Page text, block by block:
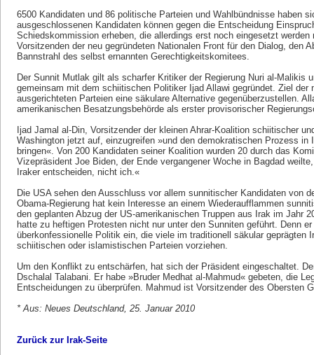
6500 Kandidaten und 86 politische Parteien und Wahlbündnisse haben
ausgeschlossenen Kandidaten können gegen die Entscheidung
Schiedskommission erheben, die allerdings erst noch eingesetzt
Vorsitzenden der neu gegründeten Nationalen Front für den Dialog, den
Bannstrahl des selbst ernannten Gerechtigkeitskomitees.
Der Sunnit Mutlak gilt als scharfer Kritiker der Regierung Nuri al-Malikis
gemeinsam mit dem schiitischen Politiker Ijad Allawi gegründet. Ziel der
ausgerichteten Parteien eine säkulare Alternative gegenüberzustellen.
amerikanischen Besatzungsbehörde als erster provisorischer
Ijad Jamal al-Din, Vorsitzender der kleinen Ahrar-Koalition schiitischer
Washington jetzt auf, einzugreifen »und den demokratischen Prozess in
bringen«. Von 200 Kandidaten seiner Koalition wurden 20 durch das
Vizepräsident Joe Biden, der Ende vergangener Woche in Bagdad
Iraker entscheiden, nicht ich.«
Die USA sehen den Ausschluss vor allem sunnitischer Kandidaten von
Obama-Regierung hat kein Interesse an einem Wiederaufflammen
den geplanten Abzug der US-amerikanischen Truppen aus Irak im Jahr
hatte zu heftigen Protesten nicht nur unter den Sunniten geführt. Denn
überkonfessionelle Politik ein, die viele im traditionell säkular geprägten
schiitischen oder islamistischen Parteien vorziehen.
Um den Konflikt zu entschärfen, hat sich der Präsident eingeschaltet.
Dschalal Talabani. Er habe »Bruder Medhat al-Mahmud« gebeten, die
Entscheidungen zu überprüfen. Mahmud ist Vorsitzender des Obersten
* Aus: Neues Deutschland, 25. Januar 2010
Zurück zur Irak-Seite